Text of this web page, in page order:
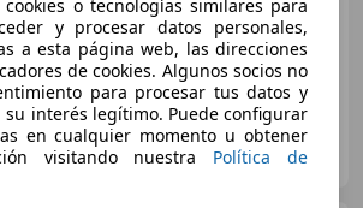
km Diésel 139 kW (189 CV)
cookies o tecnologías similares para
y procesar datos personales,
a esta página web, las direcciones
de cookies. Algunos socios no
para procesar tus datos y
su interés legítimo. Puede configurar
en cualquier momento u obtener
visitando nuestra Política de